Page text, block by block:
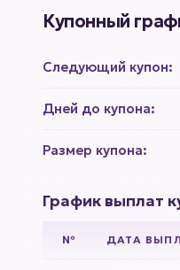
Купонный
Следующий купон:
Дней до купона:
Размер купона:
График выплат
№ ДАТА